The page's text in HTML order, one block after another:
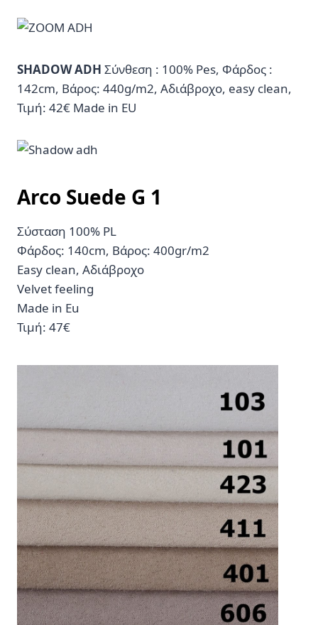
SHADOW ADH Σύνθεση : 100% Pes, Φάρδος :
142cm, Βάρος: 440g/m2, Αδιάβροχο, easy clean,
Τιμή: 42€ Made in EU
Αrco Suede G 1
Σύσταση 100% PL
Φάρδος: 140cm, Βάρος: 400gr/m2
Easy clean, Αδιάβροχο
Velvet feeling
Made in Eu
Τιμή: 47€